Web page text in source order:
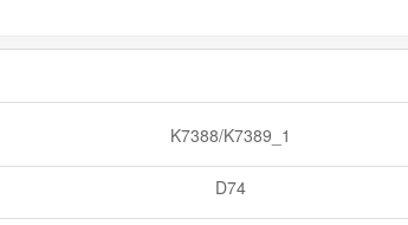
K7388/K7389_1
D74